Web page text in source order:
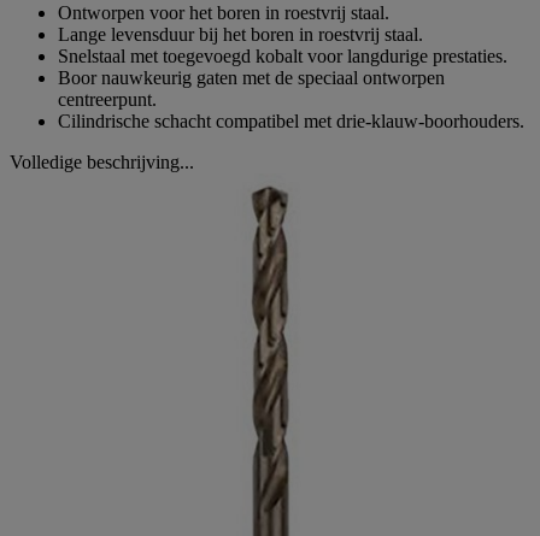
Ontworpen voor het boren in roestvrij staal.
Lange levensduur bij het boren in roestvrij staal.
Snelstaal met toegevoegd kobalt voor langdurige prestaties.
Boor nauwkeurig gaten met de speciaal ontworpen
centreerpunt.
Cilindrische schacht compatibel met drie-klauw-boorhouders.
Volledige beschrijving...